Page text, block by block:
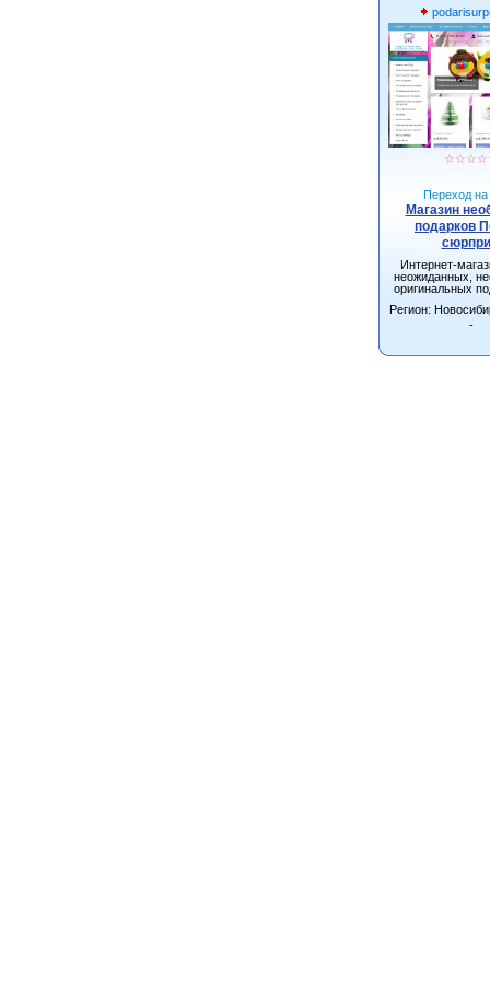
☆☆☆☆
Переход на
Магазин
подарков
Интернет-
неожиданных,
оригинальных
Новосибирске с
всей
Регион:
-